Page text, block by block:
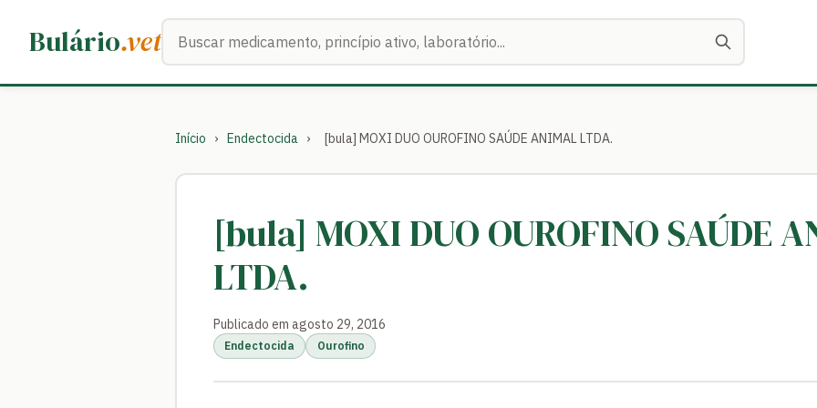
Bulário.vetBuscar medicamentos
Início › Endectocida › [bula] MOXI DUO OUROFINO SAÚDE ANIMAL LTDA.
[bula] MOXI DUO OUROFINO SAÚDE
LTDA.
Publicado em agosto 29, 2016
Endectocida Ourofino